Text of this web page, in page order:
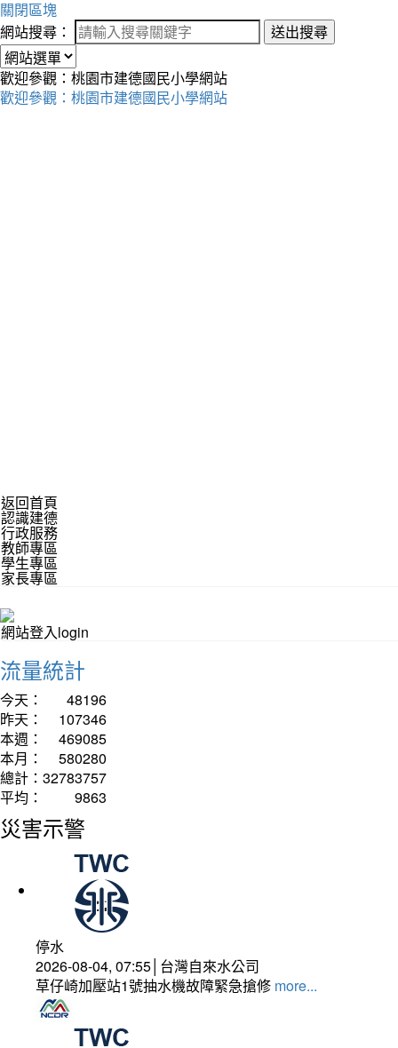
關閉區塊
網站搜尋：
送出搜尋
歡迎參觀：桃園市建德國民小學網站
歡迎參觀：桃園市建德國民小學網站
返回首頁
認識建德
行政服務
教師專區
學生專區
家長專區
網站登入login
流量統計
今天：
48196
昨天：
107346
本週：
469085
本月：
580280
總計： 32783757
平均：
9863
災害示警
停水
2026-08-04, 07:55│台灣自來水公司
草仔崎加壓站1號抽水機故障緊急搶修 more...